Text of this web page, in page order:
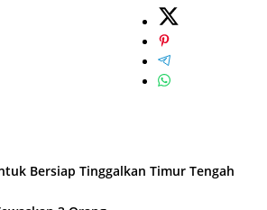
Bersiap Tinggalkan Timur Tengah